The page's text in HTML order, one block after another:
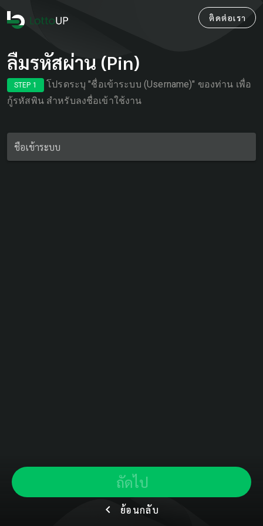
ติดต่อเรา
ลืมรหัสผ่าน (Pin)
STEP 1
โปรดระบุ "ชื่อเข้าระบบ (Username)" ของท่าน เพื่อ
กู้รหัสพิน สำหรับลงชื่อเข้าใช้งาน
ชื่อเข้าระบบ
ถัดไป
ย้อนกลับ